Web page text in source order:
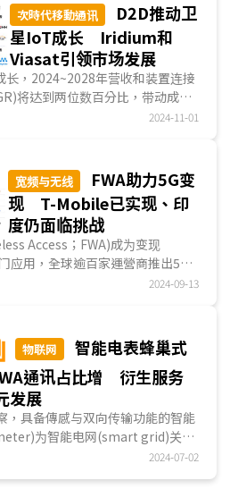
次時代移動通讯
D2D推动卫
星IoT成长 Iridium和
Viasat引领市场发展
，2024~2028年营收和装置连接
将达到两位数百分比，带动成长
星直连(Direct to Dev...
2024-11-01
宽频与无线
FWA助力5G变
现 T-Mobile已实现、印
度仍面临挑战
Access；FWA)成为变现
用，全球逾百家運營商推出5G
用户将达5,700万，并将于20...
2024-09-13
物联网
智能电表蜂巢式
通讯占比增 衍生服务
发展
，具备傳感与双向传输功能的智能
为智能电网(smart grid)关键
出货量从2023年的1.19...
2024-07-02